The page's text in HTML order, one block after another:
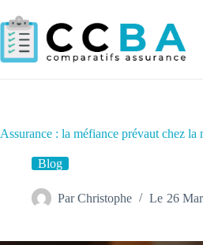
au
contenu
Assurance : la méfiance prévaut chez la
Blog
Par Christophe Le 26